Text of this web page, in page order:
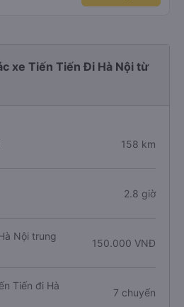
xe Tiến Tiến Đi Hà Nội từ
158 km
2.8 giờ
Nội trung
150.000 VNĐ
Tiến đi Hà
7 chuyến